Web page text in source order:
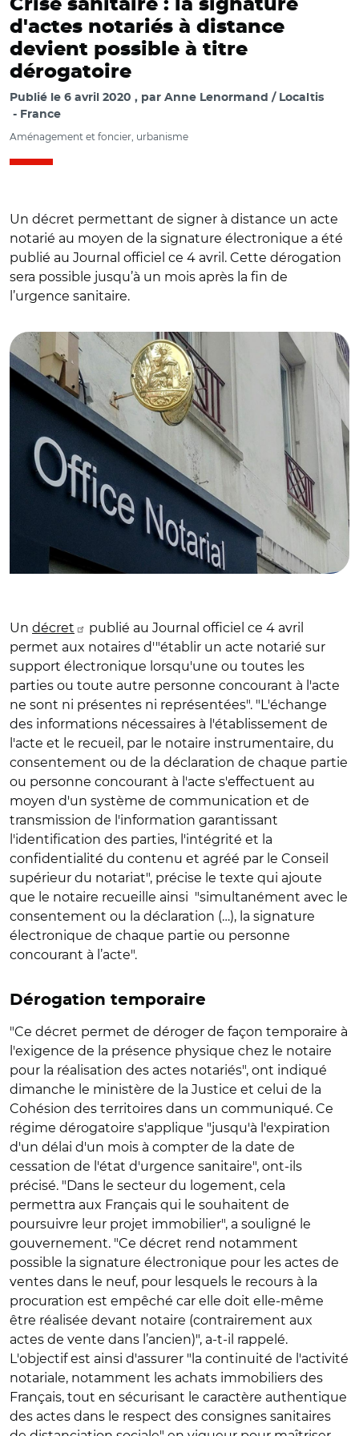
Crise sanitaire : la signature
d'actes notariés à distance
devient possible à titre
dérogatoire
Publié le 6 avril 2020 par Anne Lenormand / Localtis
France
Aménagement et foncier, urbanisme
Un décret permettant de signer à distance un acte
notarié au moyen de la signature électronique a été
publié au Journal officiel ce 4 avril. Cette dérogation
sera possible jusqu’à un mois après la fin de
l’urgence sanitaire.
Un décret
publié au Journal officiel ce 4 avril
permet aux notaires d'"établir un acte notarié sur
support électronique lorsqu'une ou toutes les
parties ou toute autre personne concourant à l'acte
ne sont ni présentes ni représentées". "L'échange
des informations nécessaires à l'établissement de
l'acte et le recueil, par le notaire instrumentaire, du
consentement ou de la déclaration de chaque partie
ou personne concourant à l'acte s'effectuent au
moyen d'un système de communication et de
transmission de l'information garantissant
l'identification des parties, l'intégrité et la
confidentialité du contenu et agréé par le Conseil
supérieur du notariat", précise le texte qui ajoute
que le notaire recueille ainsi "simultanément avec le
consentement ou la déclaration (…), la signature
électronique de chaque partie ou personne
concourant à l’acte".
Dérogation temporaire
"Ce décret permet de déroger de façon temporaire à
l'exigence de la présence physique chez le notaire
pour la réalisation des actes notariés", ont indiqué
dimanche le ministère de la Justice et celui de la
Cohésion des territoires dans un communiqué. Ce
régime dérogatoire s'applique "jusqu'à l'expiration
d'un délai d'un mois à compter de la date de
cessation de l'état d'urgence sanitaire", ont-ils
précisé. "Dans le secteur du logement, cela
permettra aux Français qui le souhaitent de
poursuivre leur projet immobilier", a souligné le
gouvernement. "Ce décret rend notamment
possible la signature électronique pour les actes de
ventes dans le neuf, pour lesquels le recours à la
procuration est empêché car elle doit elle-même
être réalisée devant notaire (contrairement aux
actes de vente dans l’ancien)", a-t-il rappelé.
L'objectif est ainsi d'assurer "la continuité de l'activité
notariale, notamment les achats immobiliers des
Français, tout en sécurisant le caractère authentique
des actes dans le respect des consignes sanitaires